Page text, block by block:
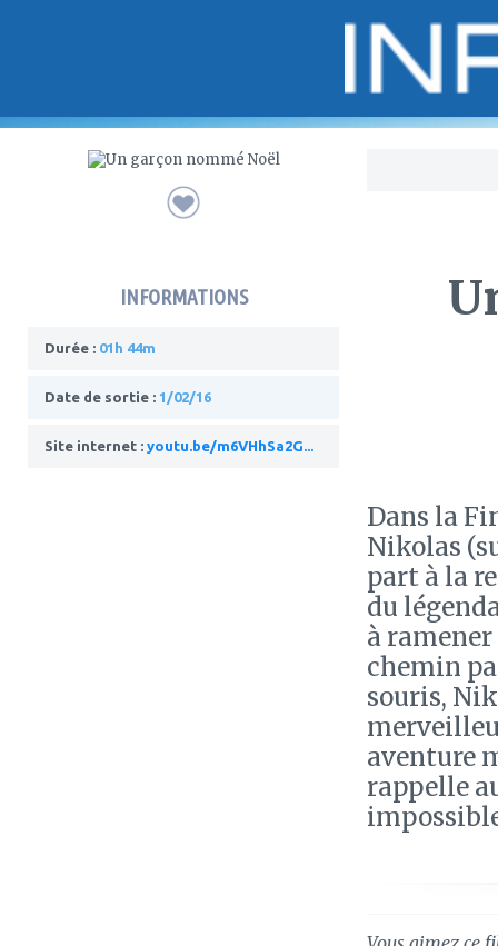
INFORMATIONS
Durée : 01h 44m
Date de sortie : 1/02/16
Site internet : youtu.be/m6VHhSa2G...
Dans la
Nikolas
part à la
du
à
chemin
souris,
aventure
rappelle